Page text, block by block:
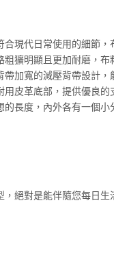
現代日常使用的細節
獷明顯且更加耐磨，
加寬的減壓背帶設計
皮革底部，提供優良
長度，內外各有一個
絕對是能伴隨您每日生